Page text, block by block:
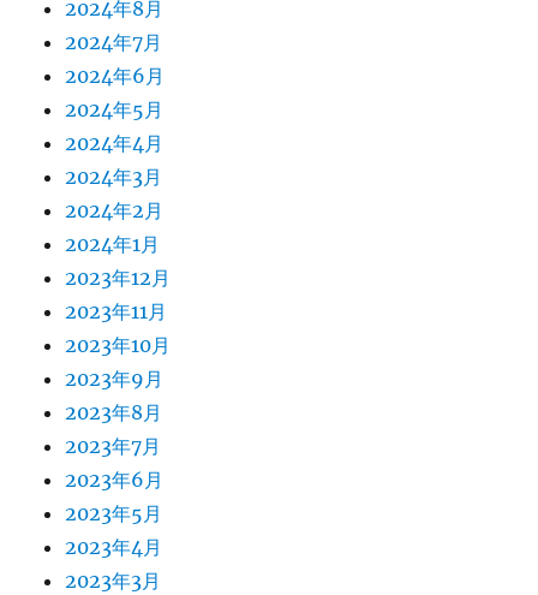
2024年8月
2024年7月
2024年6月
2024年5月
2024年4月
2024年3月
2024年2月
2024年1月
2023年12月
2023年11月
2023年10月
2023年9月
2023年8月
2023年7月
2023年6月
2023年5月
2023年4月
2023年3月